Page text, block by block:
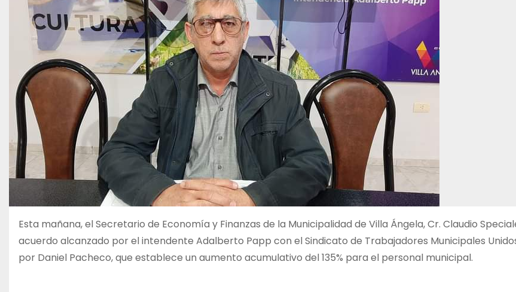
Esta mañana, el Secretario de Economía y Finanzas de la Municipalidad de Villa Ángela, Cr. Claudio
acuerdo alcanzado por el intendente Adalberto Papp con el Sindicato de Trabajadores Municipales
por Daniel Pacheco, que establece un aumento acumulativo del 135% para el personal municipal.